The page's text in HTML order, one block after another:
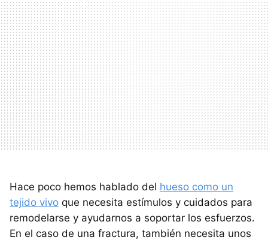
Hace poco hemos hablado del hueso como un
tejido vivo que necesita estímulos y cuidados para
remodelarse y ayudarnos a soportar los esfuerzos.
En el caso de una fractura, también necesita unos